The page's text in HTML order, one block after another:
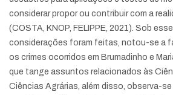
considerar propor ou contribuir com a
(COSTA, KNOP, FELIPPE, 2021). Sob
considerações foram feitas, notou-se a
os crimes ocorridos em Brumadinho e
que tange assuntos relacionados às
Ciências Agrárias, além disso, observa-